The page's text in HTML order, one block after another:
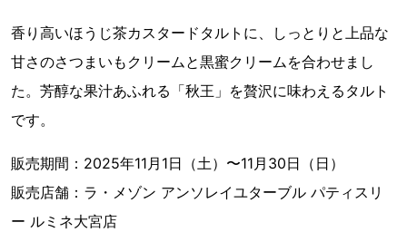
香り高いほうじ茶カスタードタルトに、しっとりと上品な
甘さのさつまいもクリームと黒蜜クリームを合わせまし
た。芳醇な果汁あふれる「秋王」を贅沢に味わえるタルト
です。
販売期間：2025年11月1日（土）〜11月30日（日）
販売店舗：ラ・メゾン アンソレイユターブル パティスリ
ー ルミネ大宮店